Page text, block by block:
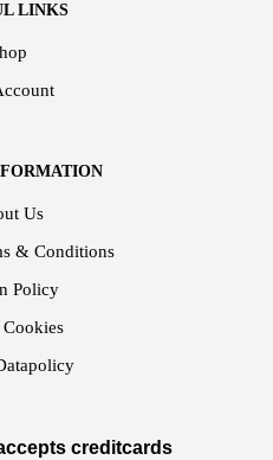
LINKS
Us
& Conditions
Policy
creditcards